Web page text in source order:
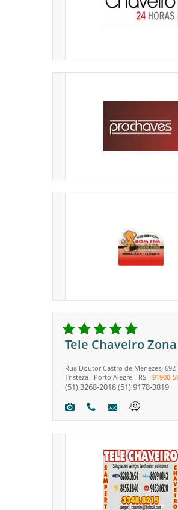
Tele Chaveiro
Rua Doutor Castro de Menezes, 692
Tristeza - Porto Alegre - RS - 91900-
(51) 3268-2018(51) 9178-3819